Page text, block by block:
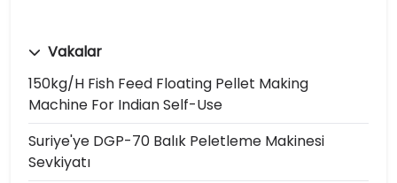
Vakalar
150kg/h Fish Feed Floating Pellet Making
Machine For Indian Self-Use
Suriye'ye DGP-70 Balık Peletleme Makinesi
Sevkiyatı